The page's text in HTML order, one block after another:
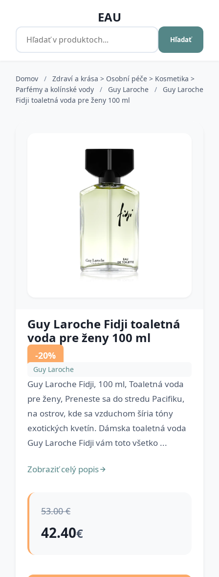
EAU
Hľadať
Domov /
Zdraví a krása > Osobní péče > Kosmetika >
Parfémy a kolínské vody
/ Guy Laroche /
Guy Laroche
Fidji toaletná voda pre ženy 100 ml
Guy Laroche Fidji toaletná
voda pre ženy 100 ml
-20%
Guy Laroche
Guy Laroche Fidji, 100 ml, Toaletná voda
pre ženy, Preneste sa do stredu Pacifiku,
na ostrov, kde sa vzduchom šíria tóny
exotických kvetín. Dámska toaletná voda
Guy Laroche Fidji vám toto všetko ...
Zobraziť celý popis
53.00 €
42.40€